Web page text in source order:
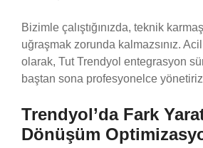
Bizimle çalıştığınızda, teknik
uğraşmak zorunda kalmazsınız.
olarak, Tut Trendyol entegrasyon
baştan sona profesyonelce
Trendyol’da Fark
Dönüşüm